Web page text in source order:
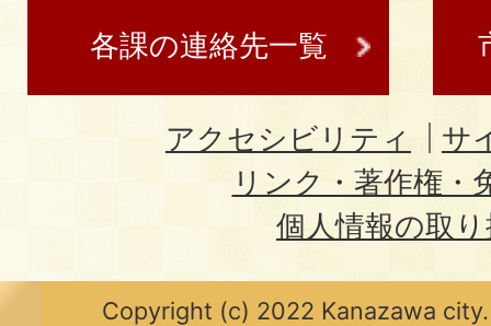
各課の連絡先一覧
アクセシビリティ
サ
リンク・著作権・
個人情報の取
Copyright (c) 2022 Kanazawa